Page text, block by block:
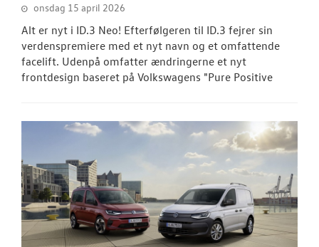
onsdag 15 april 2026
Alt er nyt i ID.3 Neo! Efterfølgeren til ID.3 fejrer sin
verdenspremiere med et nyt navn og et omfattende
facelift. Udenpå omfatter ændringerne et nyt
frontdesign baseret på Volkswagens "Pure Positive